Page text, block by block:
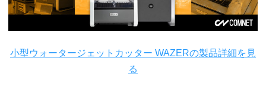
小型ウォータージェットカッター WAZERの製品詳細を見
る